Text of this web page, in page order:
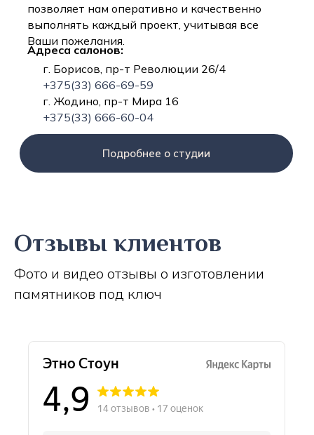
позволяет нам оперативно и качественно
выполнять каждый проект, учитывая все
Ваши пожелания.
Адреса салонов:
г. Борисов, пр-т Революции 26/4
+375(33) 666-69-59
г. Жодино, пр-т Мира 16
+375(33) 666-60-04
Подробнее о студии
Отзывы клиентов
Фото и видео отзывы о изготовлении
памятников под ключ